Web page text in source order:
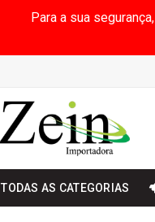
Para a sua
TODAS AS CATEGORIAS